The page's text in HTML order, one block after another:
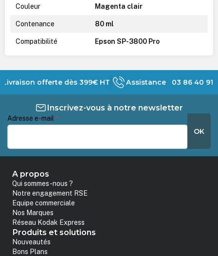
Couleur Magenta clair
Contenance 80 ml
Compatibilité Epson SP-3800 Pro
Livraison offerte dès 399€ HT Assistance 03 86 40 91
Inscrivez-vous à notre newsletter
Adresse e-mail *
OK
A propos
Qui sommes-nous ?
Notre engagement RSE
Equipe commerciale
Nos Marques
Réseau Kodak Express
Produits et solutions
Nouveautés
Bons Plans